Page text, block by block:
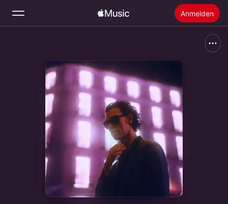
Anmelden
Startseite
Radio
Apple Music installieren